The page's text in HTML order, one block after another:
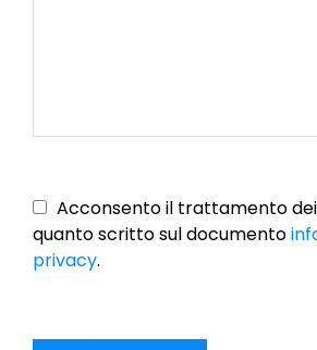
VuotoAcconsento il trattamento
quanto scritto sul documento
privacy.